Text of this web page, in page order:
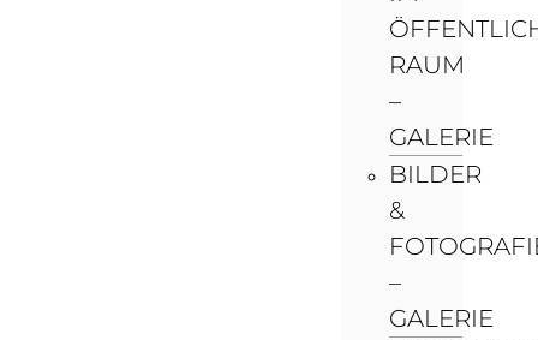
RAUM
–
GALERIE
BILDER
&
–
GALERIE